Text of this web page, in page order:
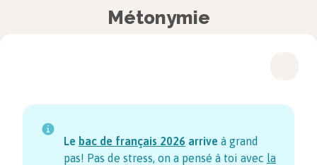
Métonymie
Le bac de français 2026 arrive à grand
pas! Pas de stress, on a pensé à toi avec la